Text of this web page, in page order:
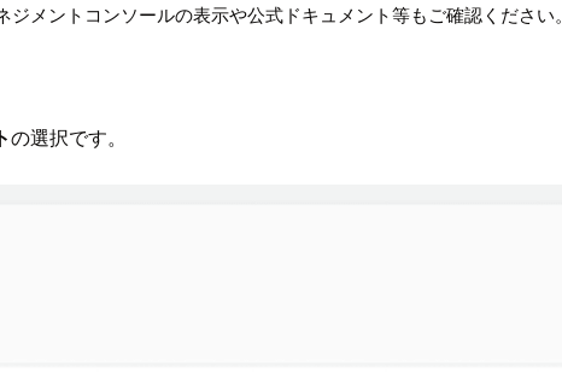
メントコンソールの表示や公式ドキュメント等もご確認ください。
の選択です。